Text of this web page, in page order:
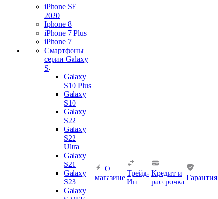
iPhone SE
2020
Iphone 8
iPhone 7 Plus
iPhone 7
Смартфоны
серии Galaxy
S
Galaxy
S10 Plus
Galaxy
S10
Galaxy
S22
Galaxy
S22
Ultra
Galaxy
S21
Galaxy
S23
Galaxy
О
магазине
Трейд-
Ин
Кредит и
рассрочка
Гарантия